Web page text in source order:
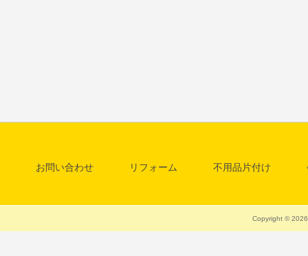
お問い合わせ リフォーム 不用品片付け
Copyright ©